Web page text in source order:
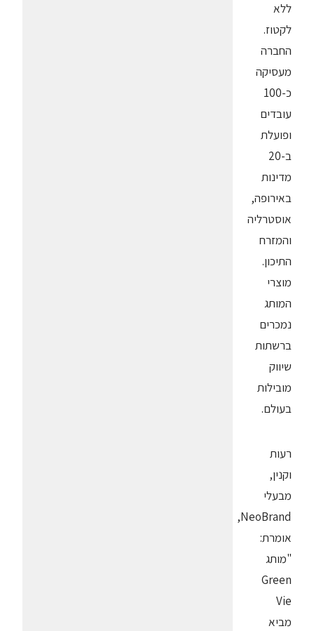
ללא
לקטוז.
החברה
מעסיקה
כ-100
עובדים
ופועלת
ב-20
מדינות
באירופה,
אוסטרליה
והמזרח
התיכון.
מוצרי
המותג
נמכרים
ברשתות
שיווק
מובילות
בעולם.
רעות
וקנין,
מבעלי
NeoBrand,
אומרת:
"מותג
Green
Vie
מביא